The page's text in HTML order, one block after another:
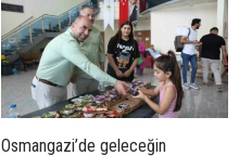
Osmangazi’de geleceğin